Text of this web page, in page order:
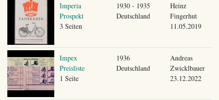
Imperia
Prospekt
3 Seiten
1930 - 1935
Deutschland
Heinz
Fingerhut
11.05.2019
Impex
Preisliste
1 Seite
1936
Deutschland
Andreas
Zwicklbauer
23.12.2022